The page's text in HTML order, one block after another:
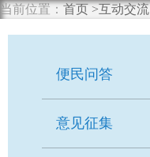
要
内
当前位置： 首页 >互动交流
便民问答
意见征集